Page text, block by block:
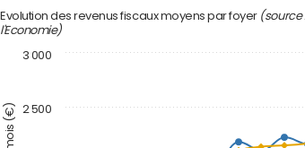
Evolution des revenus fiscaux moyens par foyer (source
l'Economie)
2 500
3 000